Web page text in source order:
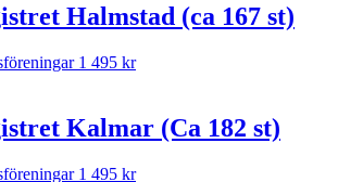
Halmstad (ca 167 st)
1 495 kr
Kalmar (Ca 182 st)
1 495 kr